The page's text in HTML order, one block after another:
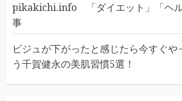
pikakichi.info 「ダイエット」「ヘ
事
ビジュが下がったと感じたら今すぐ
う千賀健永の美肌習慣5選！